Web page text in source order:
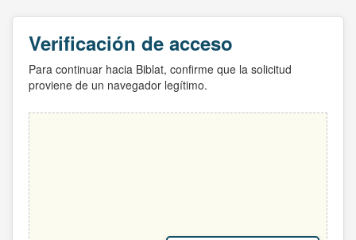
Verificación de acceso
Para continuar hacia Biblat, confirme que la solicitud
proviene de un navegador legítimo.